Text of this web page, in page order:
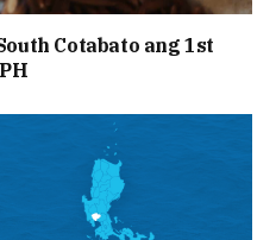
Cotabato ang 1st